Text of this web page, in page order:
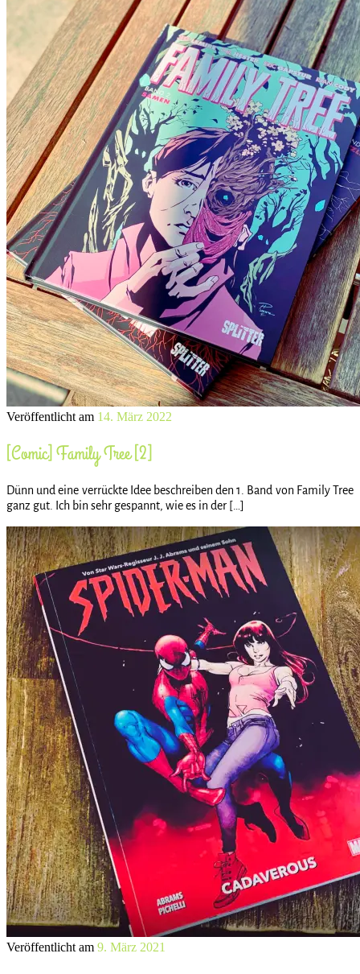
Veröffentlicht am 14. März 2022
[Comic] Family Tree [2]
Dünn und eine verrückte Idee beschreiben den 1. Band von Family Tree
ganz gut. Ich bin sehr gespannt, wie es in der […]
Veröffentlicht am 9. März 2021